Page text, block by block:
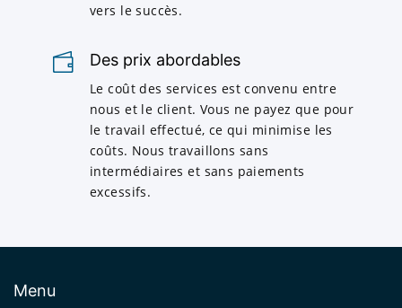
vers le succès.
Des prix abordables
Le coût des services est convenu entre
nous et le client. Vous ne payez que pour
le travail effectué, ce qui minimise les
coûts. Nous travaillons sans
intermédiaires et sans paiements
excessifs.
Menu